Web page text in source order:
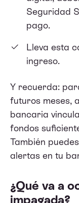
Seguridad
pago.
Lleva esta
ingreso.
Y recuerda:
futuros meses,
bancaria
fondos
También
alertas en tu
¿Qué va a
impagada?